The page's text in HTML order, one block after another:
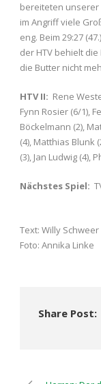
bereiteten unserer
im Angriff viele
eng. Beim 29:27
der HTV behielt
die Butter nicht
HTV II: Rene
Fynn Rosier (6/1),
Böckelmann (2),
(4), Matthias Blunk
(3), Jan Ludwig (4),
Nächstes Spiel:
Text: Willy Schweer
Foto: Annika Linke
Share Post: